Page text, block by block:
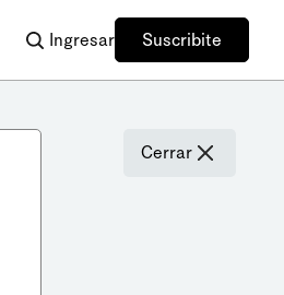
Ingresar Suscribite
Cerrar